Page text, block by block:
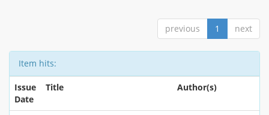
previous 1 next
Item hits:
Issue
Date
Title Author(s)